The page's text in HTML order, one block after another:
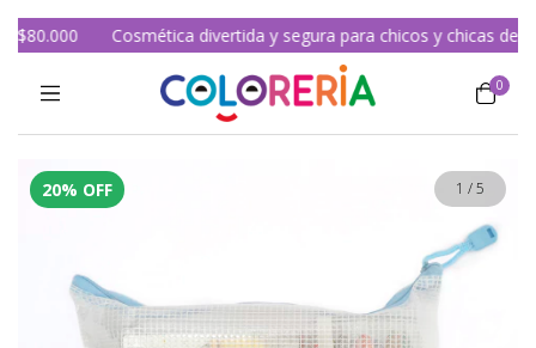
Cosmética divertida y segura para chicos y chicas desde
0
20% OFF 1 /5